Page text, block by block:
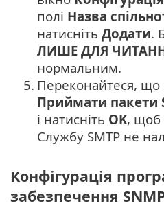
полі Назва
натисніть Додати.
ЛИШЕ ДЛЯ
нормальним.
5. Переконайтеся,
Приймати пакети
і натисніть OK, щоб
Службу SMTP не
Конфігурація
забезпечення